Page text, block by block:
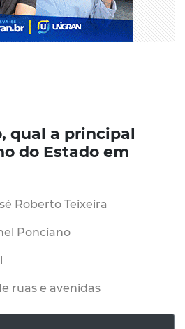
qual a principal
do Estado em
Roberto Teixeira
Ponciano
ruas e avenidas